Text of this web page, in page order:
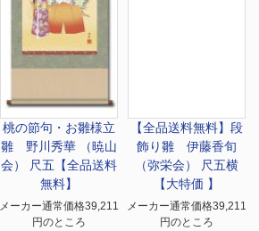
桃の節句・お雛様立
雛 野川秀華 （暁山
会） 尺五【全品送料
無料】
メーカー通常価格39,211
円のところ
【全品送料無料】段
飾り雛 伊藤香旬
（弥栄会） 尺五横
【大特価 】
メーカー通常価格39,211
円のところ